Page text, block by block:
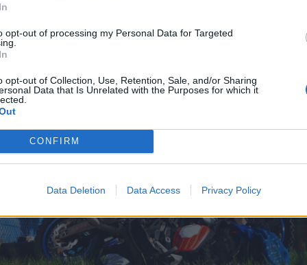
opt-out of processing my Personal Data for Targeted
opt-out of Collection, Use, Retention, Sale, and/or Sharing
Data that Is Unrelated with the Purposes for which it
CONFIRM
Data Deletion Data Access Privacy Policy